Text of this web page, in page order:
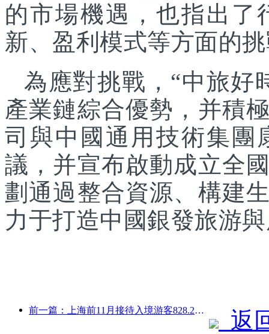
的市場機遇，也指出了
新、盈利模式等方面的
為應對挑戰，“中旅好
產業鏈綜合優勢，并積
司與中國通用技術集團
議，并宣布啟動成立全
劃通過整合資源、構建
力于打造中國銀發旅游
前一篇：上海前11月接待入境游客828.2萬人次，超越年初預期
返